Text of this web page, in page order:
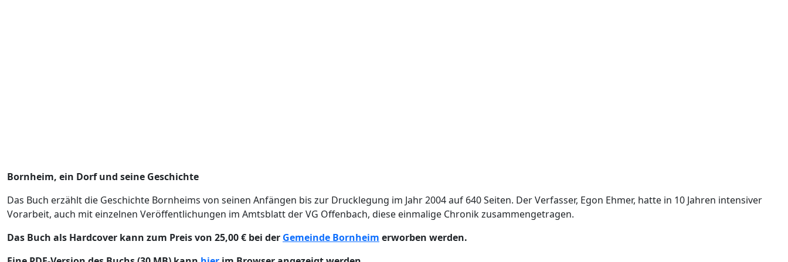
Bornheim, ein Dorf und seine Geschichte
Das Buch erzählt die Geschichte Bornheims von seinen Anfängen bis zur Drucklegung im Jahr 2004 auf 640 Seiten. Der Verfasser, Egon Ehmer, hatte in 10 Jahren intensiver
Vorarbeit, auch mit einzelnen Veröffentlichungen im Amtsblatt der VG Offenbach, diese einmalige Chronik zusammengetragen.
Das Buch als Hardcover kann zum Preis von 25,00 € bei der Gemeinde Bornheim erworben werden.